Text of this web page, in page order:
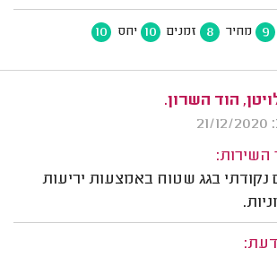
9 מחיר 8 זמנים 10 יחס 10
הוד השרון.
השירות:
נקודתי בגג שטוח באמצעות יריעות
דעת: